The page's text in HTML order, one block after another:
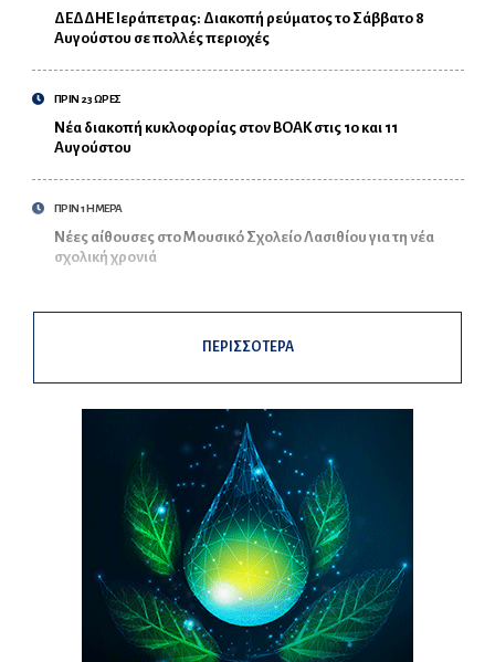
ΔΕΔΔΗΕ Ιεράπετρας: Διακοπή ρεύματος το Σάββατο 8
Αυγούστου σε πολλές περιοχές
ΠΡΙΝ 23 ΩΡΕΣ
Νέα διακοπή κυκλοφορίας στον ΒΟΑΚ στις 10 και 11
Αυγούστου
ΠΡΙΝ 1 ΗΜΕΡΑ
Νέες αίθουσες στο Μουσικό Σχολείο Λασιθίου για τη νέα
σχολική χρονιά
ΠΕΡΙΣΣΟΤΕΡΑ